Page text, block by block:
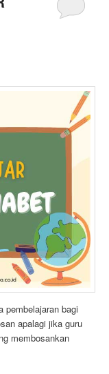
pembelajaran bagi
apalagi jika guru
membosankan